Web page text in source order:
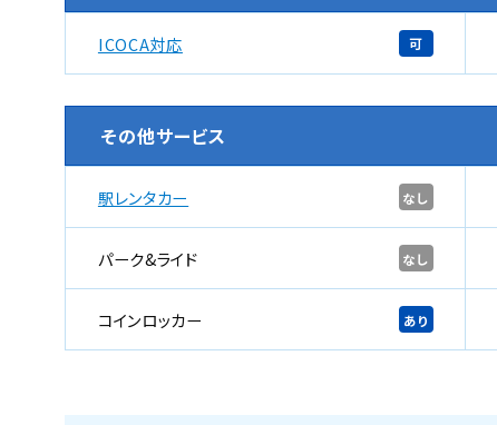
ICOCA対応 可
その他サービス
駅レンタカー なし
パーク&ライド なし
コインロッカー あり